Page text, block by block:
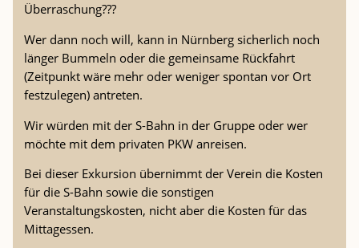
Überraschung???
Wer dann noch will, kann in Nürnberg sicherlich noch
länger Bummeln oder die gemeinsame Rückfahrt
(Zeitpunkt wäre mehr oder weniger spontan vor Ort
festzulegen) antreten.
Wir würden mit der S-Bahn in der Gruppe oder wer
möchte mit dem privaten PKW anreisen.
Bei dieser Exkursion übernimmt der Verein die Kosten
für die S-Bahn sowie die sonstigen
Veranstaltungskosten, nicht aber die Kosten für das
Mittagessen.